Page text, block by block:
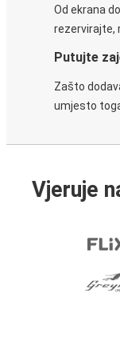
Od ekrana
rezervirajte,
Putujte
Zašto
umjesto
Vjeruje